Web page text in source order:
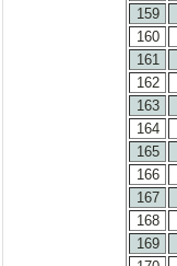
159
160
161
162
163
164
165
166
167
168
169